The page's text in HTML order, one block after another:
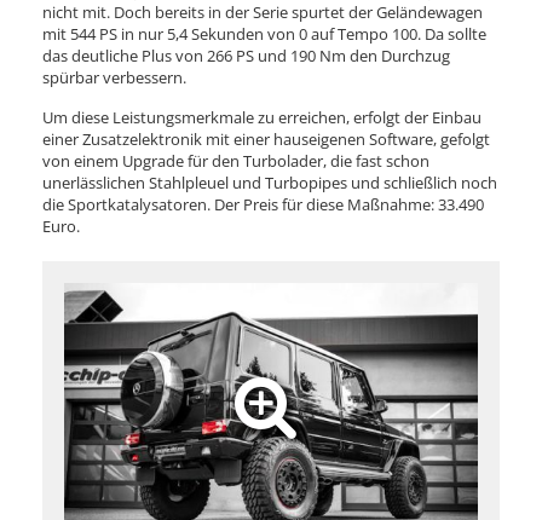
nicht mit. Doch bereits in der Serie spurtet der Geländewagen
mit 544 PS in nur 5,4 Sekunden von 0 auf Tempo 100. Da sollte
das deutliche Plus von 266 PS und 190 Nm den Durchzug
spürbar verbessern.
Um diese Leistungsmerkmale zu erreichen, erfolgt der Einbau
einer Zusatzelektronik mit einer hauseigenen Software, gefolgt
von einem Upgrade für den Turbolader, die fast schon
unerlässlichen Stahlpleuel und Turbopipes und schließlich noch
die Sportkatalysatoren. Der Preis für diese Maßnahme: 33.490
Euro.